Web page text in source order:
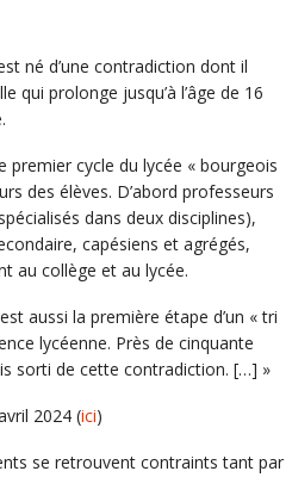
né d’une contradiction dont il
qui prolonge jusqu’à l’âge de 16
premier cycle du lycée « bourgeois
des élèves. D’abord professeurs
dans deux disciplines),
capésiens et agrégés,
au collège et au lycée.
aussi la première étape d’un « tri
lycéenne. Près de cinquante
sorti de cette contradiction. […] »
2024 (ici)
se retrouvent contraints tant par